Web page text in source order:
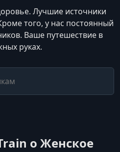
Лучшие источники
того, у нас постоянный
Ваше путешествие в
руках.
о Женское